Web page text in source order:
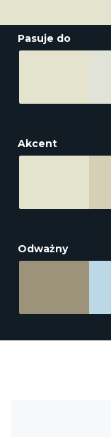
Pasuje do
Akcent
Odważny